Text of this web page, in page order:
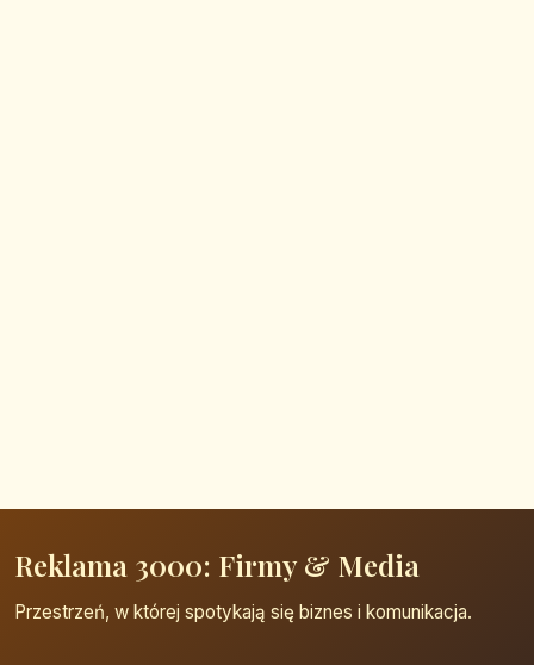
Reklama 3000: Firmy & Media
Przestrzeń, w której spotykają się biznes i komunikacja.